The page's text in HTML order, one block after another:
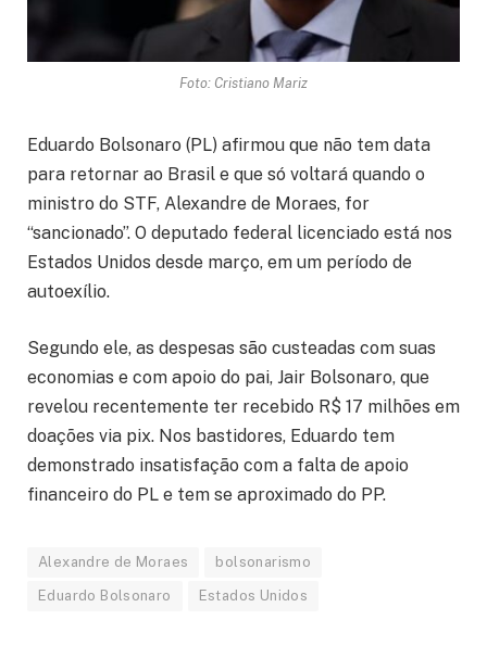
Foto: Cristiano Mariz
Eduardo Bolsonaro (PL) afirmou que não tem data
para retornar ao Brasil e que só voltará quando o
ministro do STF, Alexandre de Moraes, for
“sancionado”. O deputado federal licenciado está nos
Estados Unidos desde março, em um período de
autoexílio.
Segundo ele, as despesas são custeadas com suas
economias e com apoio do pai, Jair Bolsonaro, que
revelou recentemente ter recebido R$ 17 milhões em
doações via pix. Nos bastidores, Eduardo tem
demonstrado insatisfação com a falta de apoio
financeiro do PL e tem se aproximado do PP.
Alexandre de Moraes bolsonarismo
Eduardo Bolsonaro Estados Unidos